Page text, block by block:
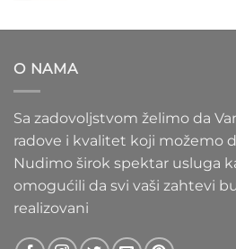
O NAMA
Sa zadovoljstvom želimo da
radove i kvalitet koji možemo
Nudimo širok spektar usluga
omogućili da svi vaši zahtevi
realizovani